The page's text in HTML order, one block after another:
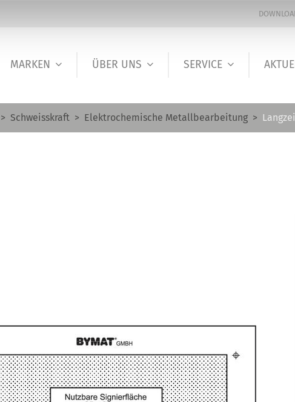
MARKEN ÜBER UNS SERVICE
Schweisskraft Elektrochemische Metallbearbeitung